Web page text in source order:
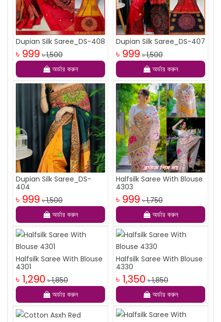
Dupian Silk Saree_DS-408
৳ 999 ৳ 1,500
অর্ডার করুন
Dupian Silk Saree_DS-407
৳ 999 ৳ 1,500
অর্ডার করুন
Dupian Silk Saree_DS-
404
৳ 999 ৳ 1,500
অর্ডার করুন
Halfsilk Saree With Blouse
4303
৳ 999 ৳ 1,750
অর্ডার করুন
Halfsilk Saree With Blouse
4301
৳ 1,290 ৳ 1,850
অর্ডার করুন
Halfsilk Saree With Blouse
4330
৳ 1,350 ৳ 1,850
অর্ডার করুন